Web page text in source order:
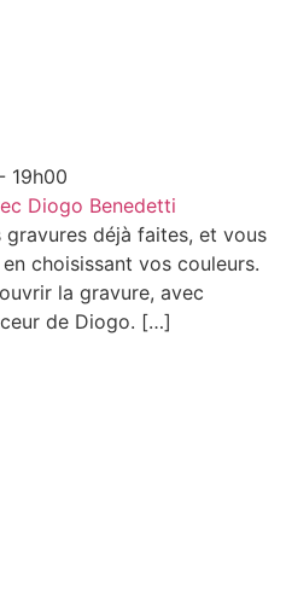
19h00
Diogo Benedetti
déjà faites, et vous
choisissant vos couleurs.
la gravure, avec
de Diogo. […]